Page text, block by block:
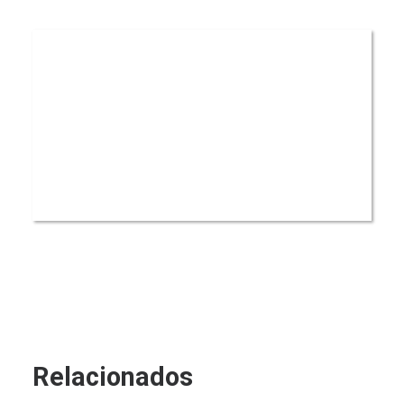
Relacionados